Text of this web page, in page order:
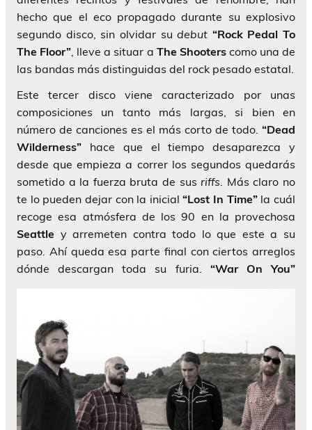
hecho que el eco propagado durante su explosivo
segundo disco, sin olvidar sudebut “Rock Pedal To
The Floor”, lleve a situar a The Shooterscomo una de
las bandas más distinguidas del rock pesado estatal.
Este tercer disco viene caracterizado por unas
composiciones un tanto más largas, si bien en
número de canciones es el más corto de todo. “Dead
Wilderness” hace que el tiempo desaparezca y
desde que empieza a correr los segundos quedarás
sometido a la fuerza bruta de sus riffs. Más claro no
te lo pueden dejar con la inicial“Lost In Time”la cuál
recoge esa atmósfera de los 90 en la provechosa
Seattle y arremeten contra todo lo que este a su
paso. Ahí queda esa parte final con ciertos arreglos
dónde descargan toda su furia. “War On You”